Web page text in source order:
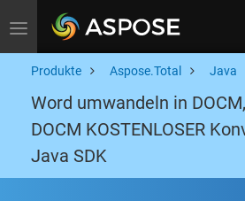
Toggle navigation
Produkte Aspose.Total Java
Word umwandeln in
DOCM KOSTENLOSER
Java SDK